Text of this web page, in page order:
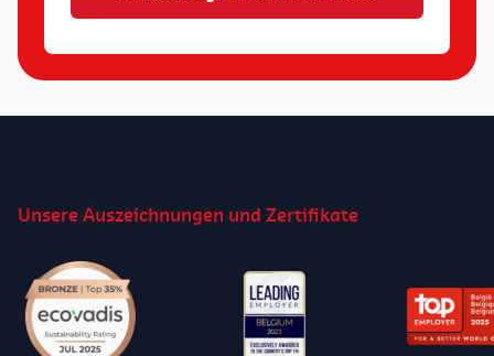
Unsere Auszeichnungen und Zertifikate